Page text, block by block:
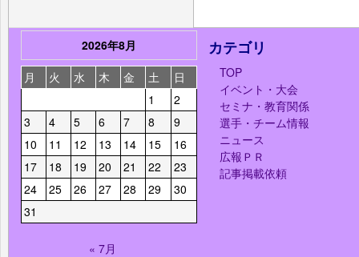
2026年8月
月
火 水 木 金 土
日
1
2
3
4 5 6 7 8
9
10
11 12 13 14 15
16
17
18 19 20 21 22
23
24
25 26 27 28 29
30
31
« 7月
カテゴリ
TOP
イベント・大会
セミナ・教育関係
選手・チーム情報
ニュース
広報ＰＲ
記事掲載依頼